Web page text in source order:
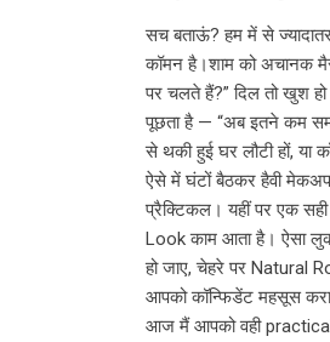
सच बताऊं? हम में से
कॉमन है।शाम को अचानक
पर चलते हैं?” दिल तो खुश
पूछता है — “अब इतने कम
से थकी हुई घर लौटी हों, या
ऐसे में घंटों बैठकर हैवी
प्रैक्टिकल। यहीं पर एक
Look काम आता है। ऐसा
हो जाए, चेहरे पर Natural
आपको कॉन्फिडेंट महसूस
आज मैं आपको वही